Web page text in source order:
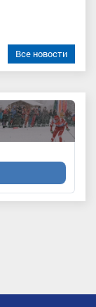
Все новости